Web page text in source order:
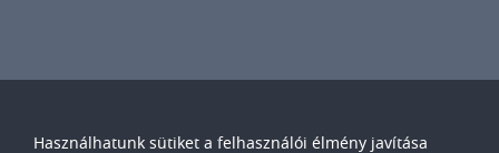
Használhatunk sütiket a felhasználói élmény javítása
Győr-Moson-Sopron Vármegyei